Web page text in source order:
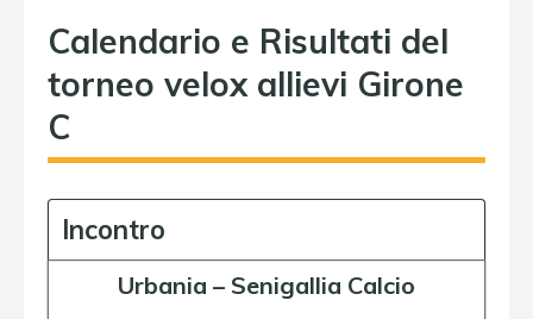
Calendario e Risultati del
torneo velox allievi Girone
C
Incontro
Urbania – Senigallia Calcio